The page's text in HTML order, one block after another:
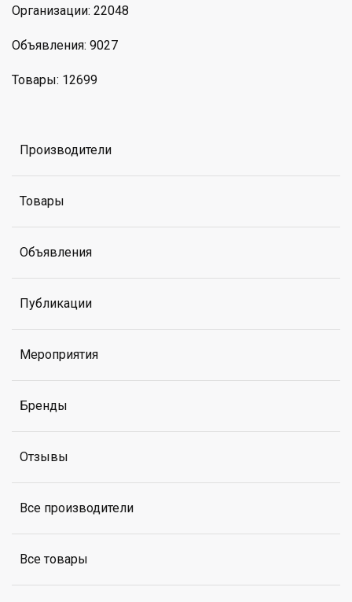
Организации: 22048
Объявления: 9027
Товары: 12699
Производители
Товары
Объявления
Публикации
Мероприятия
Бренды
Отзывы
Все производители
Все товары